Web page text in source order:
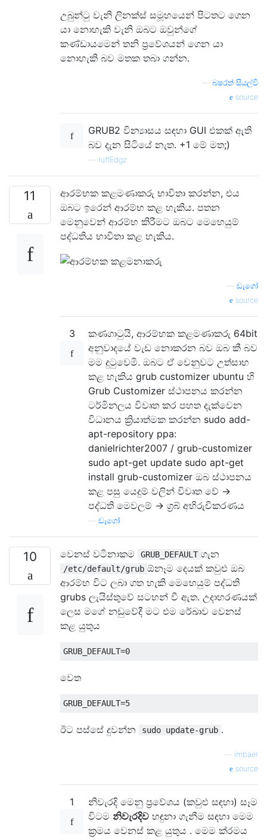
උබුන්ටු වැනි ලිනක්ස් සමූහයෙන් පිටතට ගෙන
යා නොහැකි වැනි ඔබට ඔවුන්ගේ
කණ්ඩායමෙන් තනි ප්‍රවේශයන් ගෙන යා
නොහැකි බව මතක තබා ගන්න.
බෂරත් සියල්වි
source
GRUB2 වින්‍යාසය සඳහා GUI එකක් ඇති
බව දැන සිටියේ නැත. +1 මේ මත;)
ruffEdgz
11
ආරම්භක කළමණාකරු භාවිතා කරන්න, එය
ඔබට ඉරෙන් ආරම්භ කළ හැකිය. පතන
මෙනුවෙන් ආරම්භ කිරීමට ඔබට මෙහෙයුම්
පද්ධතිය භාවිතා කළ හැකිය.
ඩැගෝ
source
3
කණගාටුයි, ආරම්භක කළමණාකරු 64bit
අනුවාදයේ වැඩ නොකරන බව ඔබ කී බව
මම දුටුවෙමි. ඔබට ඒ වෙනුවට උත්සාහ
කළ හැකිය grub customizer ubuntu හි
Grub Customizer ස්ථාපනය කරන්න
ටර්මිනලය විවෘත කර පහත දැක්වෙන
විධානය ක්‍රියාත්මක කරන්න sudo add-
apt-repository ppa:
danielrichter2007 / grub-customizer
sudo apt-get update sudo apt-get
install grub-customizer ඔබ ස්ථාපනය
කළ පසු යෙදුම් වලින් විවෘත වේ ->
පද්ධති මෙවලම් -> ග්‍රබ් අභිරුචිකරණය
ඩැගෝ
10 වෙනස් වටිනාකම GRUB_DEFAULT ගැන
/etc/default/grub ඕනෑම දෙයක් කවුළු ඔබ
ආරම්භ විට ලබා ගත හැකි මෙහෙයුම් පද්ධති
grubs ලැයිස්තුවේ සටහන් වී ඇත. උදාහරණයක්
ලෙස මගේ නඩුවේදී මට එම රේඛාව වෙනස්
කළ යුතුය
වෙත
ඊට පස්සේ දුවන්න sudo update-grub .
imbaer
source
1
නිවැරදි මෙනු ප්‍රවේශය (කවුළු සඳහා) සෑම
විටම නිවැරදිව හඳුනා ගැනීම සඳහා මෙම
ක්‍රමය වෙනස් කළ යුතුය . මෙම ක්රමය